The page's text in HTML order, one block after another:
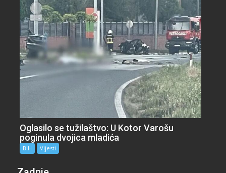
Oglasilo se tužilaštvo: U Kotor Varošu
poginula dvojica mladića
BiH Vijesti